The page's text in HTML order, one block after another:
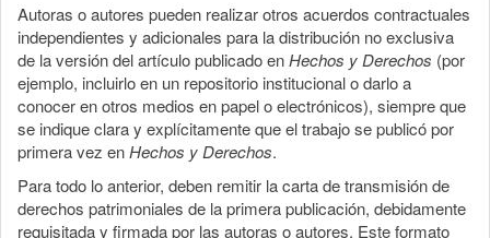
Autoras o autores pueden realizar otros acuerdos contractuales
independientes y adicionales para la distribución no exclusiva
de la versión del artículo publicado enHechos y Derechos (por
ejemplo, incluirlo en un repositorio institucional o darlo a
conocer en otros medios en papel o electrónicos), siempre que
se indique clara y explícitamente que el trabajo se publicó por
primera vez enHechos y Derechos.
Para todo lo anterior, deben remitir la carta de transmisión de
derechos patrimoniales de la primera publicación, debidamente
requisitada y firmada por las autoras o autores. Este formato